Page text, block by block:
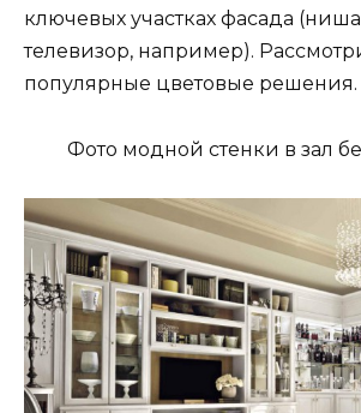
ключевых участках фасада
телевизор, например).
популярные цветовые решения.
Фото модной стенки в зал